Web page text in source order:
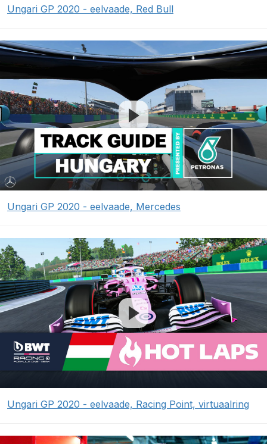
Ungari GP 2020 - eelvaade, Red Bull
Ungari GP 2020 - eelvaade, Mercedes
Ungari GP 2020 - eelvaade, Racing Point, virtuaalring